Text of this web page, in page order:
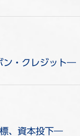
ン・クレジット―
、資本投下―